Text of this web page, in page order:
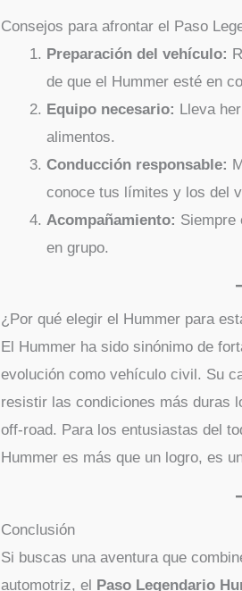
Consejos para afrontar el Paso
Preparación del vehículo:
de que el Hummer esté en
Equipo necesario: Lleva
alimentos.
Conducción responsable:
conoce tus límites y los del
Acompañamiento: Siempre
en grupo.
¿Por qué elegir el Hummer para
El Hummer ha sido sinónimo de
evolución como vehículo civil. Su
resistir las condiciones más duras
off-road. Para los entusiastas del
Hummer es más que un logro, es
Conclusión
Si buscas una aventura que
automotriz, el Paso Legendario